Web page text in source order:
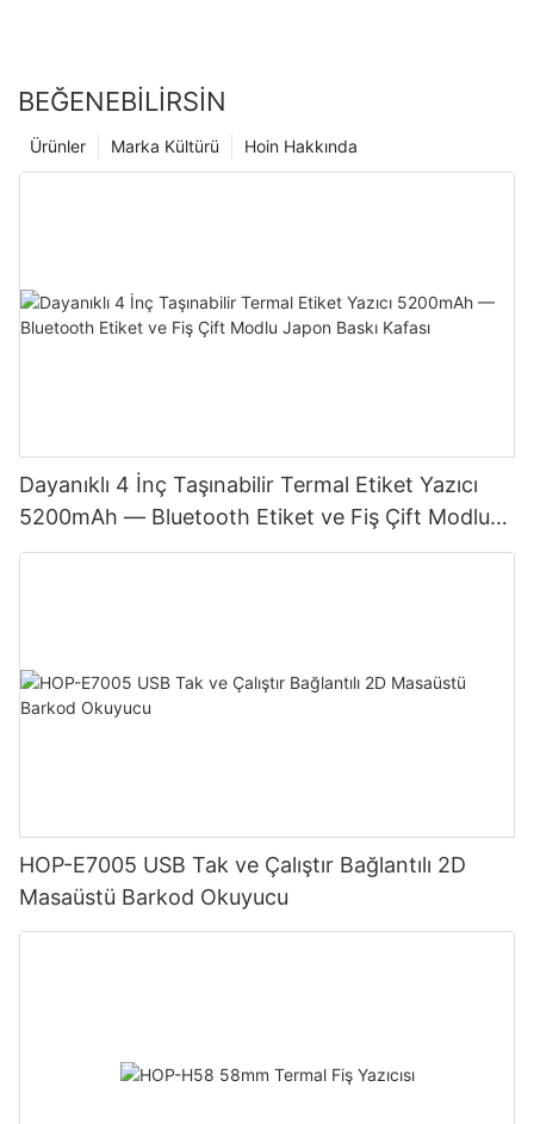
BEĞENEBILIRSIN
Hoin Hakkında
Marka Kültürü
Ürünler
Dayanıklı 4 İnç Taşınabilir Termal Etiket Yazıcı
5200mAh — Bluetooth Etiket ve Fiş Çift Modlu
Japon Baskı Kafası
HOP-E7005 USB Tak ve Çalıştır Bağlantılı 2D
Masaüstü Barkod Okuyucu